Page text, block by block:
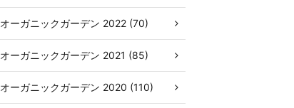
オーガニックガーデン 2022 (70)
オーガニックガーデン 2021 (85)
オーガニックガーデン 2020 (110)